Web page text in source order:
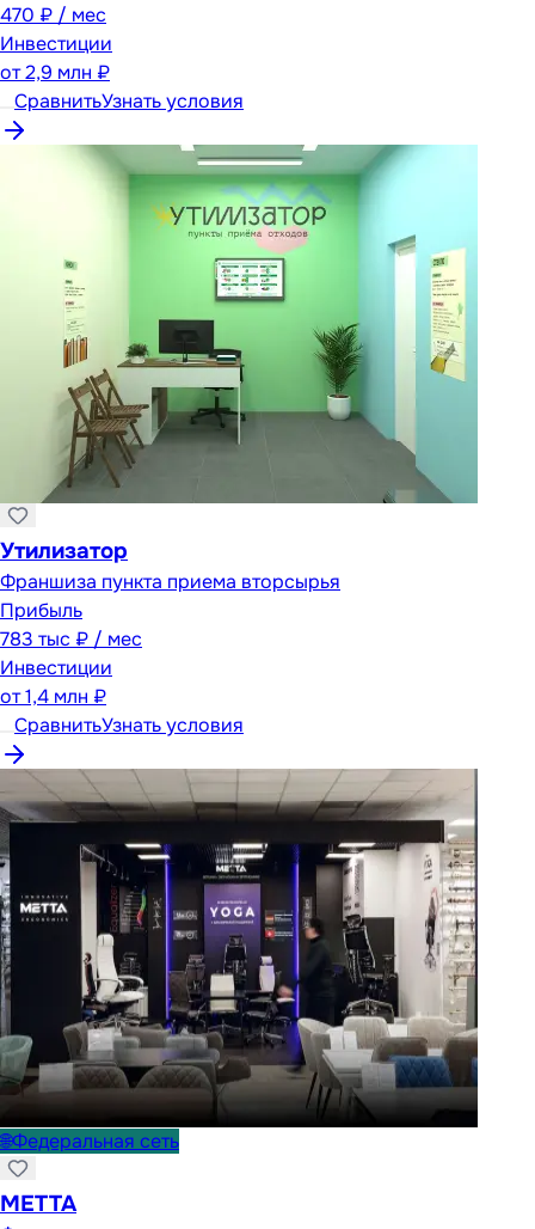
470 ₽ / мес
Инвестиции
от2,9 млн ₽
СравнитьУзнать условия
Утилизатор
Франшиза пункта приема вторсырья
Прибыль
783 тыс ₽ / мес
Инвестиции
от1,4 млн ₽
СравнитьУзнать условия
🌐Федеральная сеть
METTA